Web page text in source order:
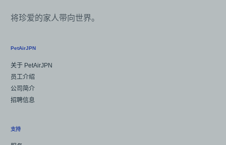
将珍爱的家人带向世界。
PetAirJPN
关于 PetAirJPN
员工介绍
公司简介
招聘信息
支持